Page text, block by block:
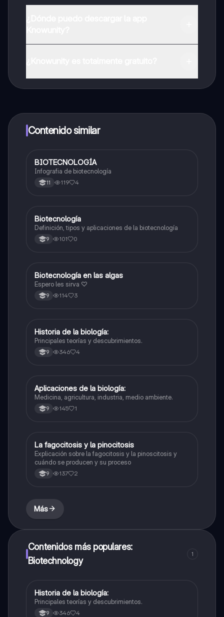
a determinadas funciones.
Contenido similar
Biologia
BIOTECNOLOGÍA
Infografia de biotecnología
11 119 4
Biologia
Biotecnología
Definición, tipos y aplicaciones de la biotecnología
9 101 0
Química
Biotecnología en las algas
Espero les sirva ♡
9 114 3
Biologia
Historia de la biología:
Principales teorías y descubrimientos.
9 346 4
Biologia
Aplicaciones de la biología:
Medicina, agricultura, industria, medio ambiente.
9 145 1
Biologia
La fagocitosis y la pinocitosis
Explicación sobre la fagocitosis y la pinoscitosis y
cuándo se producen y su proceso
9 137 2
Más
Contenidos más populares:
Biotechnology
1
Biologia
Historia de la biología:
Principales teorías y descubrimientos.
9 346 4